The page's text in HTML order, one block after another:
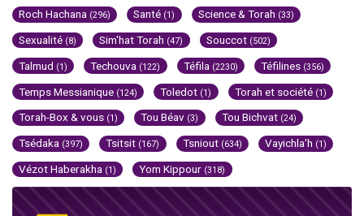
Roch Hachana (296) Santé (1) Science & Torah (33)
Sexualité (8) Sim'hat Torah (47) Souccot (502)
Talmud (1) Techouva (122) Téfila (2230) Téfilines (356)
Temps Messianique (124) Toledot (1) Torah et société (1)
Torah-Box & vous (1) Tou Béav (3) Tou Bichvat (24)
Tsédaka (397) Tsitsit (167) Tsniout (634) Vayichla'h (1)
Vézot Haberakha (1) Yom Kippour (318)